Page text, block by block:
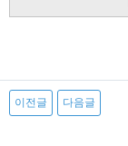
이전글 다음글